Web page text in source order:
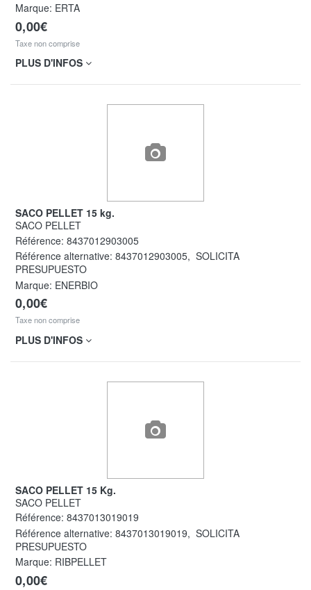
Marque: ERTA
0,00€
Taxe non comprise
PLUS D'INFOS
SACO PELLET 15 kg.
SACO PELLET
Référence: 8437012903005
Référence alternative: 8437012903005, SOLICITA
PRESUPUESTO
Marque: ENERBIO
0,00€
Taxe non comprise
PLUS D'INFOS
SACO PELLET 15 Kg.
SACO PELLET
Référence: 8437013019019
Référence alternative: 8437013019019, SOLICITA
PRESUPUESTO
Marque: RIBPELLET
0,00€